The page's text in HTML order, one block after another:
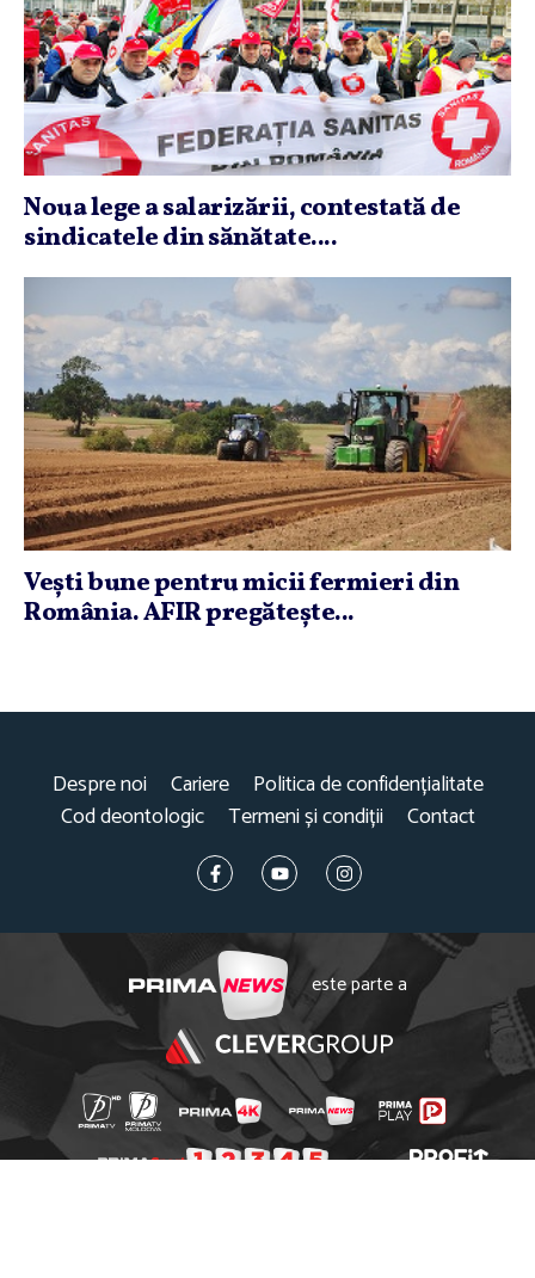
Noua lege a salarizării, contestată de
sindicatele din sănătate....
Veşti bune pentru micii fermieri din
România. AFIR pregăteşte...
Despre noi Cariere
Politica de confidențialitate
Cod deontologic
Termeni și condiții Contact
este parte a